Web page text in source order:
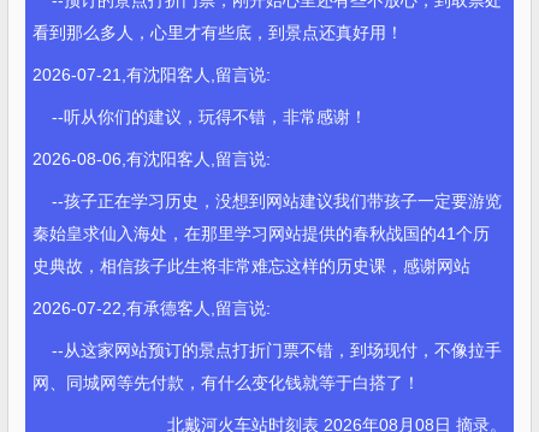
看到那么多人，心里才有些底，到景点还真好用！
2026-07-21,有沈阳客人,留言说:
--听从你们的建议，玩得不错，非常感谢！
2026-08-06,有沈阳客人,留言说:
--孩子正在学习历史，没想到网站建议我们带孩子一定要游览
秦始皇求仙入海处，在那里学习网站提供的春秋战国的41个历
史典故，相信孩子此生将非常难忘这样的历史课，感谢网站
2026-07-22,有承德客人,留言说:
--从这家网站预订的景点打折门票不错，到场现付，不像拉手
网、同城网等先付款，有什么变化钱就等于白搭了！
北戴河火车站时刻表 2026年08月08日 摘录。